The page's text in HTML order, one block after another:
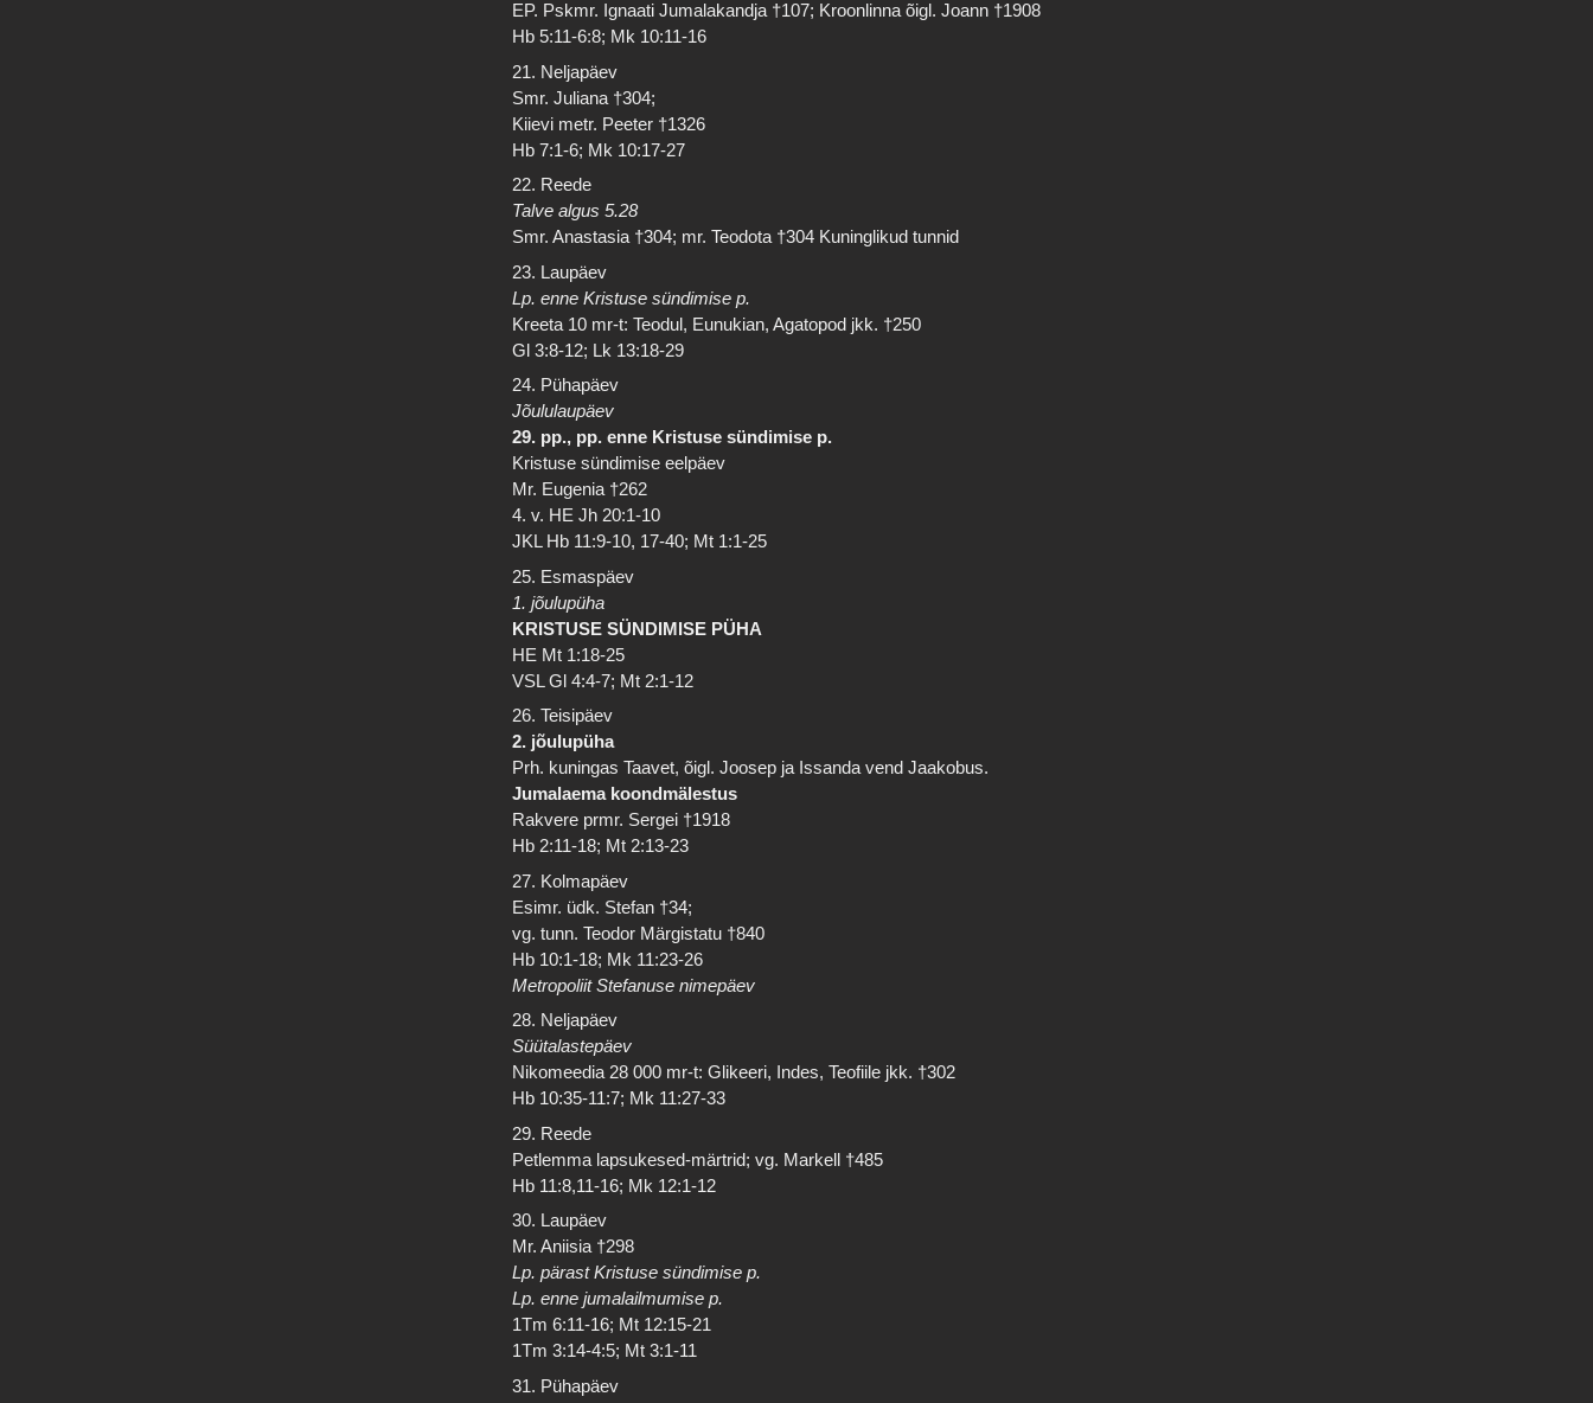
EP. Pskmr. Ignaati Jumalakandja †107; Kroonlinna õigl. Joann †1908
Hb 5:11-6:8; Mk 10:11-16
21. Neljapäev
Smr. Juliana †304;
Kiievi metr. Peeter †1326
Hb 7:1-6; Mk 10:17-27
22. Reede
Talve algus 5.28
Smr. Anastasia †304; mr. Teodota †304 Kuninglikud tunnid
23. Laupäev
Lp. enne Kristuse sündimise p.
Kreeta 10 mr-t: Teodul, Eunukian, Agatopod jkk. †250
Gl 3:8-12; Lk 13:18-29
24. Pühapäev
Jõululaupäev
29. pp., pp. enne Kristuse sündimise p.
Kristuse sündimise eelpäev
Mr. Eugenia †262
4. v. HE Jh 20:1-10
JKL Hb 11:9-10, 17-40; Mt 1:1-25
25. Esmaspäev
1. jõulupüha
KRISTUSE SÜNDIMISE PÜHA
HE Mt 1:18-25
VSL Gl 4:4-7; Mt 2:1-12
26. Teisipäev
2. jõulupüha
Prh. kuningas Taavet, õigl. Joosep ja Issanda vend Jaakobus.
Jumalaema koondmälestus
Rakvere prmr. Sergei †1918
Hb 2:11-18; Mt 2:13-23
27. Kolmapäev
Esimr. üdk. Stefan †34;
vg. tunn. Teodor Märgistatu †840
Hb 10:1-18; Mk 11:23-26
Metropoliit Stefanuse nimepäev
28. Neljapäev
Süütalastepäev
Nikomeedia 28 000 mr-t: Glikeeri, Indes, Teofiile jkk. †302
Hb 10:35-11:7; Mk 11:27-33
29. Reede
Petlemma lapsukesed-märtrid; vg. Markell †485
Hb 11:8,11-16; Mk 12:1-12
30. Laupäev
Mr. Aniisia †298
Lp. pärast Kristuse sündimise p.
Lp. enne jumalailmumise p.
1Tm 6:11-16; Mt 12:15-21
1Tm 3:14-4:5; Mt 3:1-11
31. Pühapäev